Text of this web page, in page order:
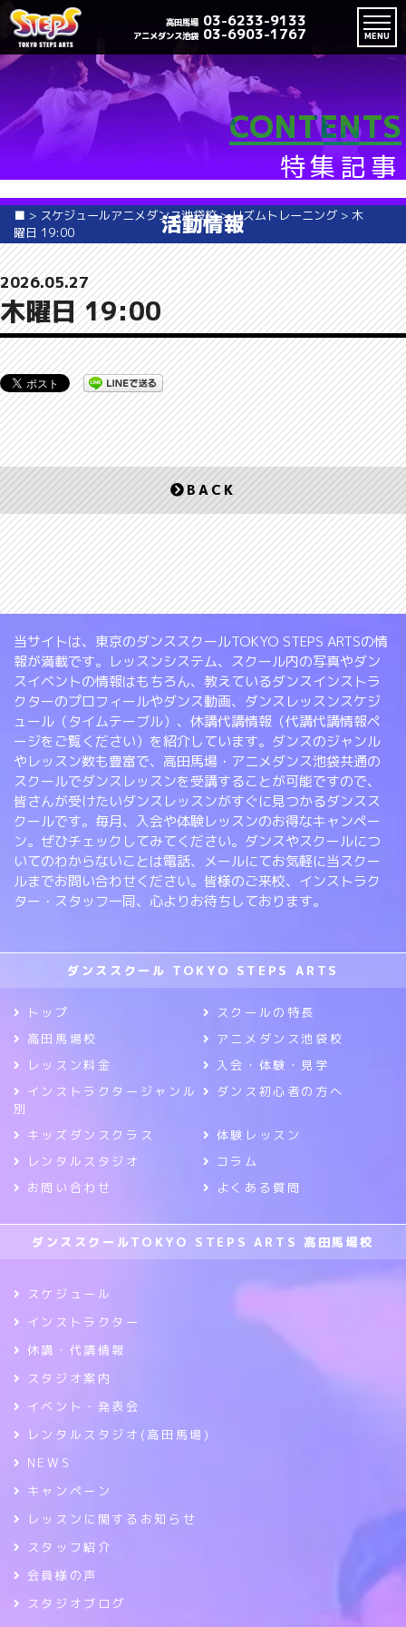
高田馬場 03-6233-9133
アニメダンス池袋 03-6903-1767 MENU
CONTENTS
特集記事
■ > スケジュールアニメダンス池袋校>リズムトレーニング > 木
曜日 19:00
活動情報
2026.05.27
木曜日 19:00
BACK
当サイトは、東京のダンススクールTOKYO STEPS ARTSの情
報が満載です。レッスンシステム、スクール内の写真やダン
スイベントの情報はもちろん、教えているダンスインストラ
クターのプロフィールやダンス動画、ダンスレッスンスケジ
ュール（タイムテーブル）、休講代講情報（代講代講情報ペ
ージをご覧ください）を紹介しています。ダンスのジャンル
やレッスン数も豊富で、高田馬場・アニメダンス池袋共通の
スクールでダンスレッスンを受講することが可能ですので、
皆さんが受けたいダンスレッスンがすぐに見つかるダンスス
クールです。毎月、入会や体験レッスンのお得なキャンペー
ン。ぜひチェックしてみてください。ダンスやスクールにつ
いてのわからないことは電話、メールにてお気軽に当スクー
ルまでお問い合わせください。皆様のご来校、インストラク
ター・スタッフ一同、心よりお待ちしております。
ダンススクール TOKYO STEPS ARTS
トップ
スクールの特長
高田馬場校
アニメダンス池袋校
レッスン料金
入会・体験・見学
インストラクタージャンル
別
ダンス初心者の方へ
キッズダンスクラス
体験レッスン
レンタルスタジオ
コラム
お問い合わせ
よくある質問
ダンススクールTOKYO STEPS ARTS 高田馬場校
スケジュール
インストラクター
休講・代講情報
スタジオ案内
イベント・発表会
レンタルスタジオ(高田馬場)
NEWS
キャンペーン
レッスンに関するお知らせ
スタッフ紹介
会員様の声
スタジオブログ